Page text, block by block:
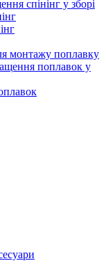
спінінг у зборі
монтажу поплавку
поплавок у